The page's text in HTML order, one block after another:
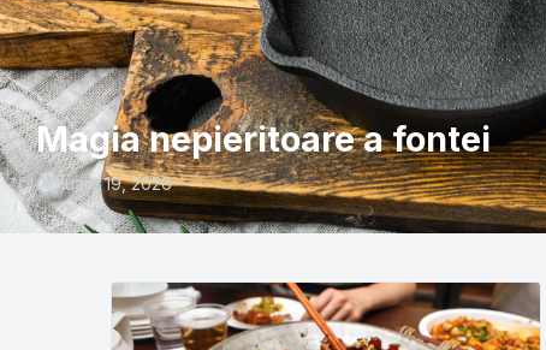
Magia nepieritoare a fontei
January 19, 2026